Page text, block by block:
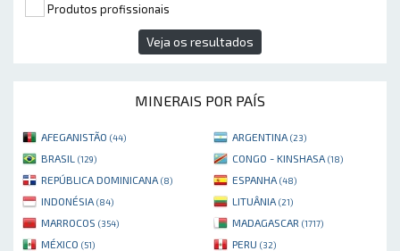
Produtos profissionais
Veja os resultados
MINERAIS POR PAÍS
AFEGANISTÃO (44) ARGENTINA (23)
BRASIL (129) CONGO - KINSHASA (18)
REPÚBLICA DOMINICANA (8) ESPANHA (48)
INDONÉSIA (84) LITUÂNIA (21)
MARROCOS (354) MADAGASCAR (1717)
MÉXICO (51) PERU (32)